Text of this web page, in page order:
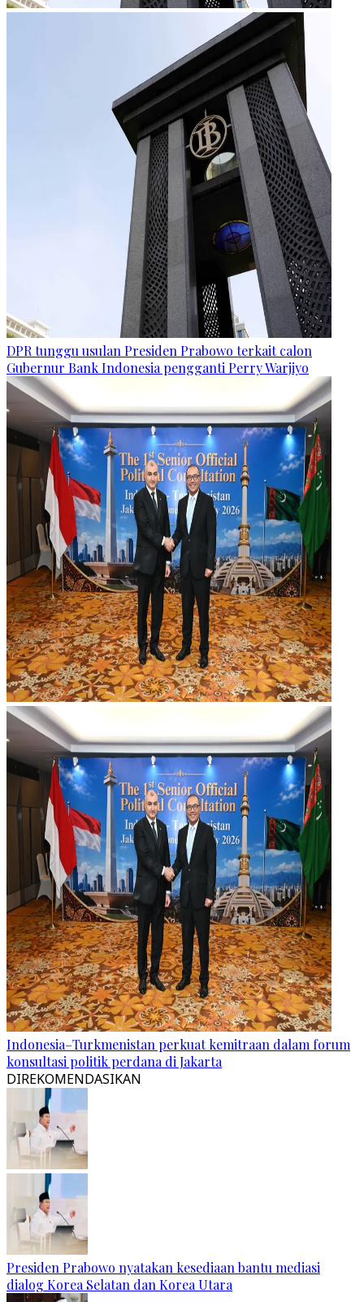
DPR tunggu usulan Presiden Prabowo terkait calon
Gubernur Bank Indonesia pengganti Perry Warjiyo
Indonesia–Turkmenistan perkuat kemitraan dalam forum
konsultasi politik perdana di Jakarta
DIREKOMENDASIKAN
Presiden Prabowo nyatakan kesediaan bantu mediasi
dialog Korea Selatan dan Korea Utara